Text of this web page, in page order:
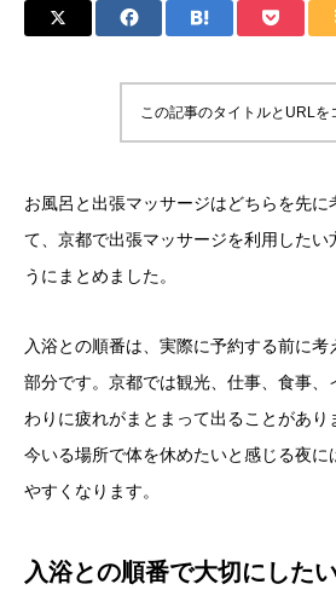
この記事のタイトルとURLを
お風呂と出張マッサージはどちらを先
て、京都で出張マッサージを利用したい
うにまとめました。
入浴との順番は、実際に予約する前に
部分です。京都では観光、仕事、食事
わりに疲れがまとまって出ることがあり
今いる場所で体を休めたいと感じる夜
やすくなります。
入浴との順番で大切にした